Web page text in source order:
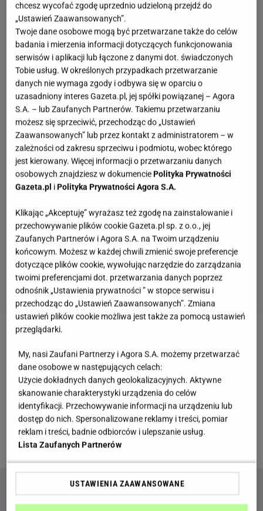
A może chcecie spałaszować je jeszcze przed
Świętami? Tym razem dodajcie do niego... porcję
majonezu. Nic wam się nie przywidziało! Ten
składnik nie będzie wyczuwalny w smaku, a poprawi
strukturę wypieku. Dzięki niemu ciasto będzie
cudownie wilgotne. Zobaczcie, jak je zrobić.
Zupa chrzanowa - przepis. Przygotujesz ją w
chcesz wycofać zgodę uprzednio udzieloną przejdź do
„Ustawień Zaawansowanych”.
Twoje dane osobowe mogą być przetwarzane także do celów
badania i mierzenia informacji dotyczących funkcjonowania
serwisów i aplikacji lub łączone z danymi dot. świadczonych
Tobie usług. W określonych przypadkach przetwarzanie
danych nie wymaga zgody i odbywa się w oparciu o
uzasadniony interes Gazeta.pl, jej spółki powiązanej – Agora
S.A. – lub Zaufanych Partnerów. Takiemu przetwarzaniu
możesz się sprzeciwić, przechodząc do „Ustawień
Zaawansowanych” lub przez kontakt z administratorem – w
zależności od zakresu sprzeciwu i podmiotu, wobec którego
jest kierowany. Więcej informacji o przetwarzaniu danych
osobowych znajdziesz w dokumenciePolityka Prywatności
Gazeta.pl iPolityka Prywatności Agora S.A.
Klikając „Akceptuję” wyrażasz też zgodę na zainstalowanie i
przechowywanie plików cookie Gazeta.pl sp. z o.o., jej
Zaufanych Partnerów i Agora S.A. na Twoim urządzeniu
końcowym. Możesz w każdej chwili zmienić swoje preferencje
dotyczące plików cookie, wywołując narzędzie do zarządzania
twoimi preferencjami dot. przetwarzania danych poprzez
odnośnik „Ustawienia prywatności ” w stopce serwisu i
przechodząc do „Ustawień Zaawansowanych”. Zmiana
ustawień plików cookie możliwa jest także za pomocą ustawień
przeglądarki.
My, nasi Zaufani Partnerzy i Agora S.A. możemy przetwarzać
dane osobowe w następujących celach:
Użycie dokładnych danych geolokalizacyjnych. Aktywne
skanowanie charakterystyki urządzenia do celów
identyfikacji. Przechowywanie informacji na urządzeniu lub
dostęp do nich. Spersonalizowane reklamy i treści, pomiar
reklam i treści, badnie odbiorców i ulepszanie usług.
Lista Zaufanych Partnerów
USTAWIENIA ZAAWANSOWANE